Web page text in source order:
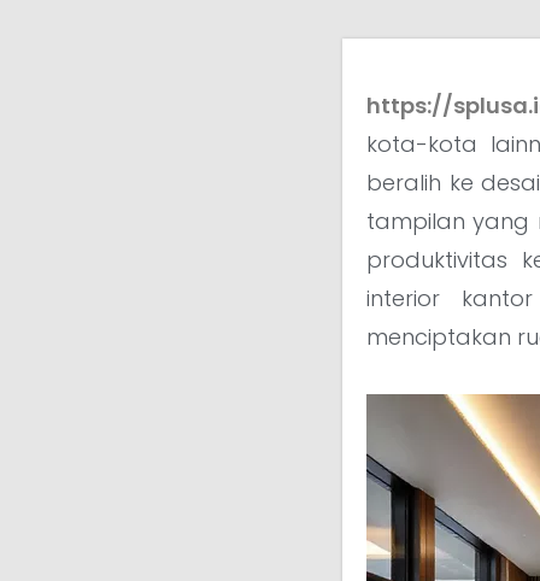
https://
kota-kota
beralih ke
tampilan yang
produktivitas
interior
menciptakan